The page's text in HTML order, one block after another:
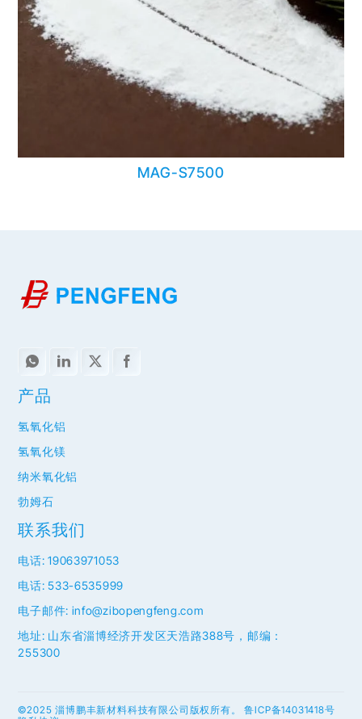
MAG-S7500
联系我们
电话: 19063971053
电话: 533-6535999
电子邮件: info@zibopengfeng.com
地址: 山东省淄博经济开发区天浩路388号，邮编：
255300
产品
氢氧化铝
氢氧化镁
纳米氧化铝
勃姆石
©2025 淄博鹏丰新材料科技有限公司版权所有。鲁ICP备14031418号